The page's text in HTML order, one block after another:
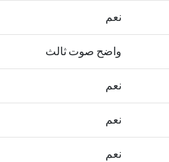
نعم
واضح صوت ثالث
نعم
نعم
نعم